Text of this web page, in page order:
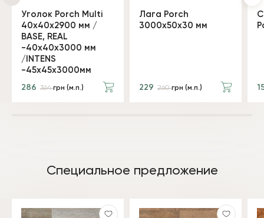
Уголок Porch Multi
40х40х2900 мм /
BASE, REAL
-40х40х3000 мм
/INTENS
-45х45х3000мм
286 364грн (м.п.)
Лага Porch
3000х50х30 мм
229 260грн (м.п.)
Специальное предложение